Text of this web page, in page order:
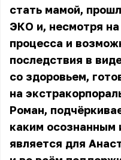
стать мамой,
ЭКО и, несмотря
процесса и
последствия в
со здоровьем,
на
Роман,
каким осознанным
является для